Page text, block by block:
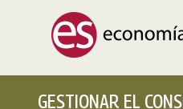
GESTIONAR EL